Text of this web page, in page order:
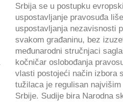
Srbija se u postupku
uspostavljanje pravosuđa
uspostavljanja nezavisnosti
svakom građaninu, bez
međunarodni stručnjaci
kočničar oslobođanja
vlasti postojeći način izbora
tužilaca je regulisan
Srbije. Sudije bira Narodna